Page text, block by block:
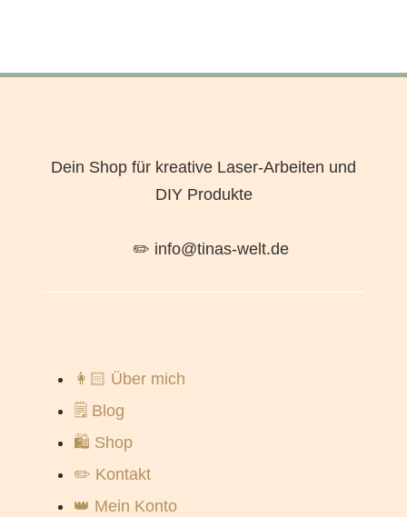
Dein Shop für kreative Laser-Arbeiten und
DIY Produkte
✏️ info@tinas-welt.de
👩🏻 Über mich
🗒️ Blog
🛍️ Shop
✏️ Kontakt
👑 Mein Konto